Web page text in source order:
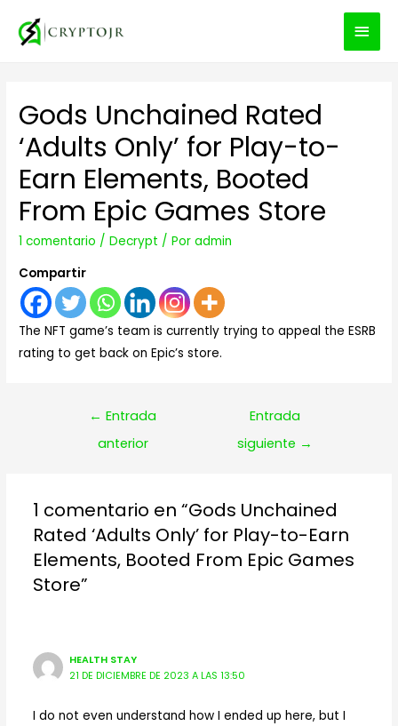
Gods Unchained Rated
‘Adults Only’ for Play-to-
Earn Elements, Booted
From Epic Games Store
1 comentario /Decrypt / Poradmin
Compartir
The NFT game’s team is currently trying to appeal the ESRB
rating to get back on Epic’s store.
Navegación
← Entrada
anterior
Entrada
siguiente →
1 comentario en “Gods Unchained
Rated ‘Adults Only’ for Play-to-Earn
Elements, Booted From Epic Games
Store”
HEALTH STAY
21 DE DICIEMBRE DE 2023 A LAS 13:50
I do not even understand how I ended up here, but I